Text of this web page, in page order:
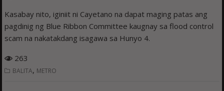
Kasabay nito, iginiit ni Cayetano na dapat maging patas ang
pagdinig ng Blue Ribbon Committee kaugnay sa flood control
scam na nakatakdang isagawa sa Hunyo 4.
263
BALITA, METRO